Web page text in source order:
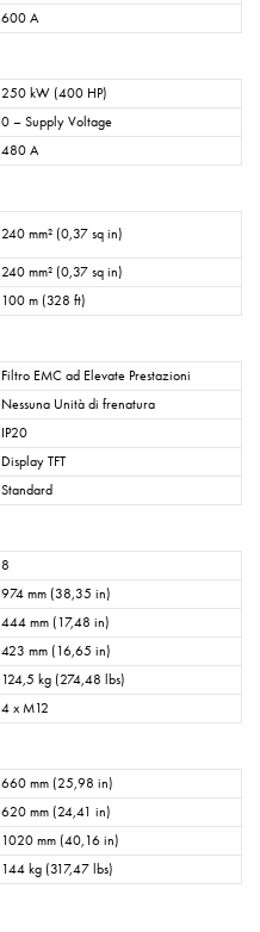
600 A
250 kW (400 HP)
0 – Supply Voltage
480 A
240 mm² (0,37 sq in)
240 mm² (0,37 sq in)
100 m (328 ft)
Filtro EMC ad Elevate Prestazioni
Nessuna Unità di frenatura
IP20
Display TFT
Standard
8
974 mm (38,35 in)
444 mm (17,48 in)
423 mm (16,65 in)
124,5 kg (274,48 lbs)
4 x M12
660 mm (25,98 in)
620 mm (24,41 in)
1020 mm (40,16 in)
144 kg (317,47 lbs)